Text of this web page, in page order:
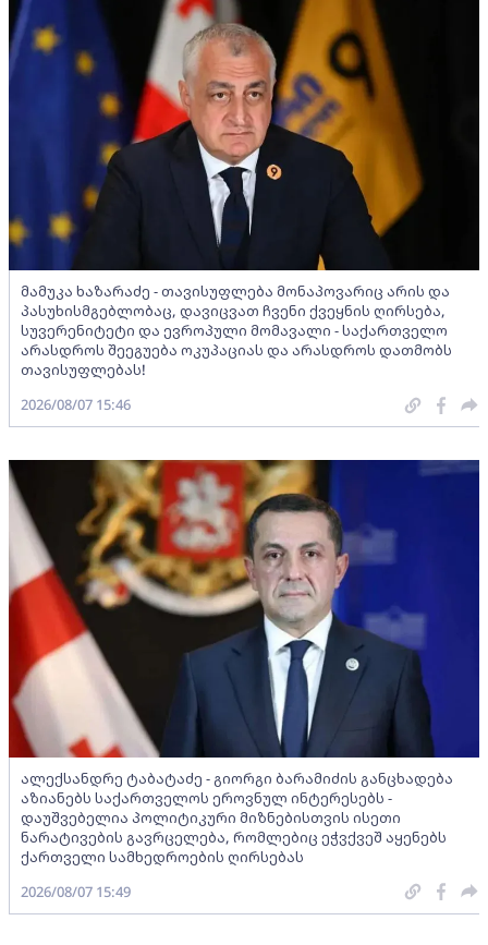
მამუკა ხაზარაძე - თავისუფლება მონაპოვარიც არის და
პასუხისმგებლობაც, დავიცვათ ჩვენი ქვეყნის ღირსება,
სუვერენიტეტი და ევროპული მომავალი - საქართველო
არასდროს შეეგუება ოკუპაციას და არასდროს დათმობს
თავისუფლებას!
2026/08/07 15:46
ალექსანდრე ტაბატაძე - გიორგი ბარამიძის განცხადება
აზიანებს საქართველოს ეროვნულ ინტერესებს -
დაუშვებელია პოლიტიკური მიზნებისთვის ისეთი
ნარატივების გავრცელება, რომლებიც ეჭვქვეშ აყენებს
ქართველი სამხედროების ღირსებას
2026/08/07 15:49